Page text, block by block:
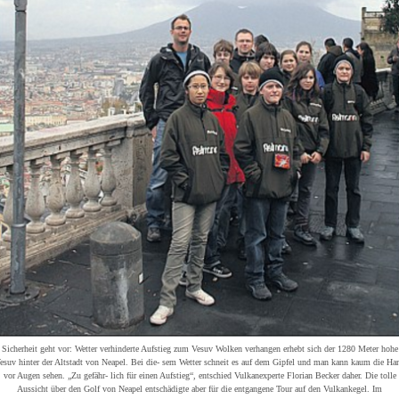
Sicherheit geht vor: Wetter verhinderte Aufstieg zum Vesuv Wolken verhangen erhebt sich der 1280 Meter hohe
hinter der Altstadt von Neapel. Bei die- sem Wetter schneit es auf dem Gipfel und man kann kaum die
vor Augen sehen. „Zu gefähr- lich für einen Aufstieg“, entschied Vulkanexperte Florian Becker daher. Die tolle
Aussicht über den Golf von Neapel entschädigte aber für die entgangene Tour auf den Vulkankegel. Im